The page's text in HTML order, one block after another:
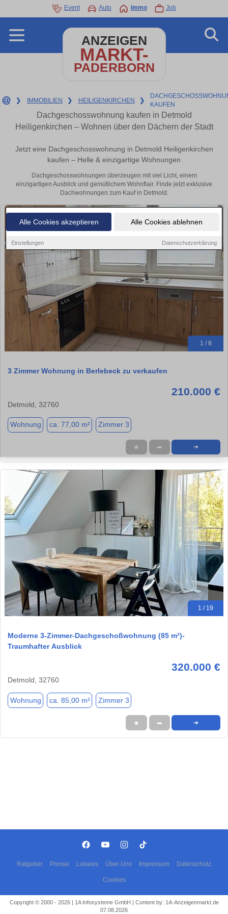
Alle Cookies akzeptieren Alle Cookies ablehnen
Einstellungen Datenschutzerklärung
Event Auto Immo Job
ANZEIGEN
MARKT-
PADERBORN
❯ IMMOBILIEN ❯ HEILIGENKIRCHEN ❯
KAUFEN
Dachgeschosswohnung kaufen in Detmold
Heiligenkirchen – Wohnen über den Dächern der Stadt
Jetzt eine Dachgeschosswohnung in Detmold Heiligenkirchen
kaufen – Helle & einzigartige Wohnungen
Dachgeschosswohnungen überzeugen mit viel Licht, einem
einzigartigen Ausblick und gemütlichem Wohnflair. Finde jetzt exklusive
Dachwohnungen zum Kauf in Detmold.
1 / 8
3 Zimmer Wohnung in Berlebeck zu verkaufen
210.000 €
Detmold, 32760
Wohnung ca. 77,00 m² Zimmer 3
★ ➦ ➜
1 / 19
Moderne 3-Zimmer-Dachgeschoßwohnung (85 m²)-
Traumhafter Ausblick
320.000 €
Detmold, 32760
Wohnung ca. 85,00 m² Zimmer 3
★ ➦ ➜
Ratgeber Presse Lokales Über Uns Impressum Datenschutz
Cookies
Copyright © 2000 - 2026 | 1A Infosysteme GmbH | Content by: 1A-Anzeigenmarkt.de
07.08.2026